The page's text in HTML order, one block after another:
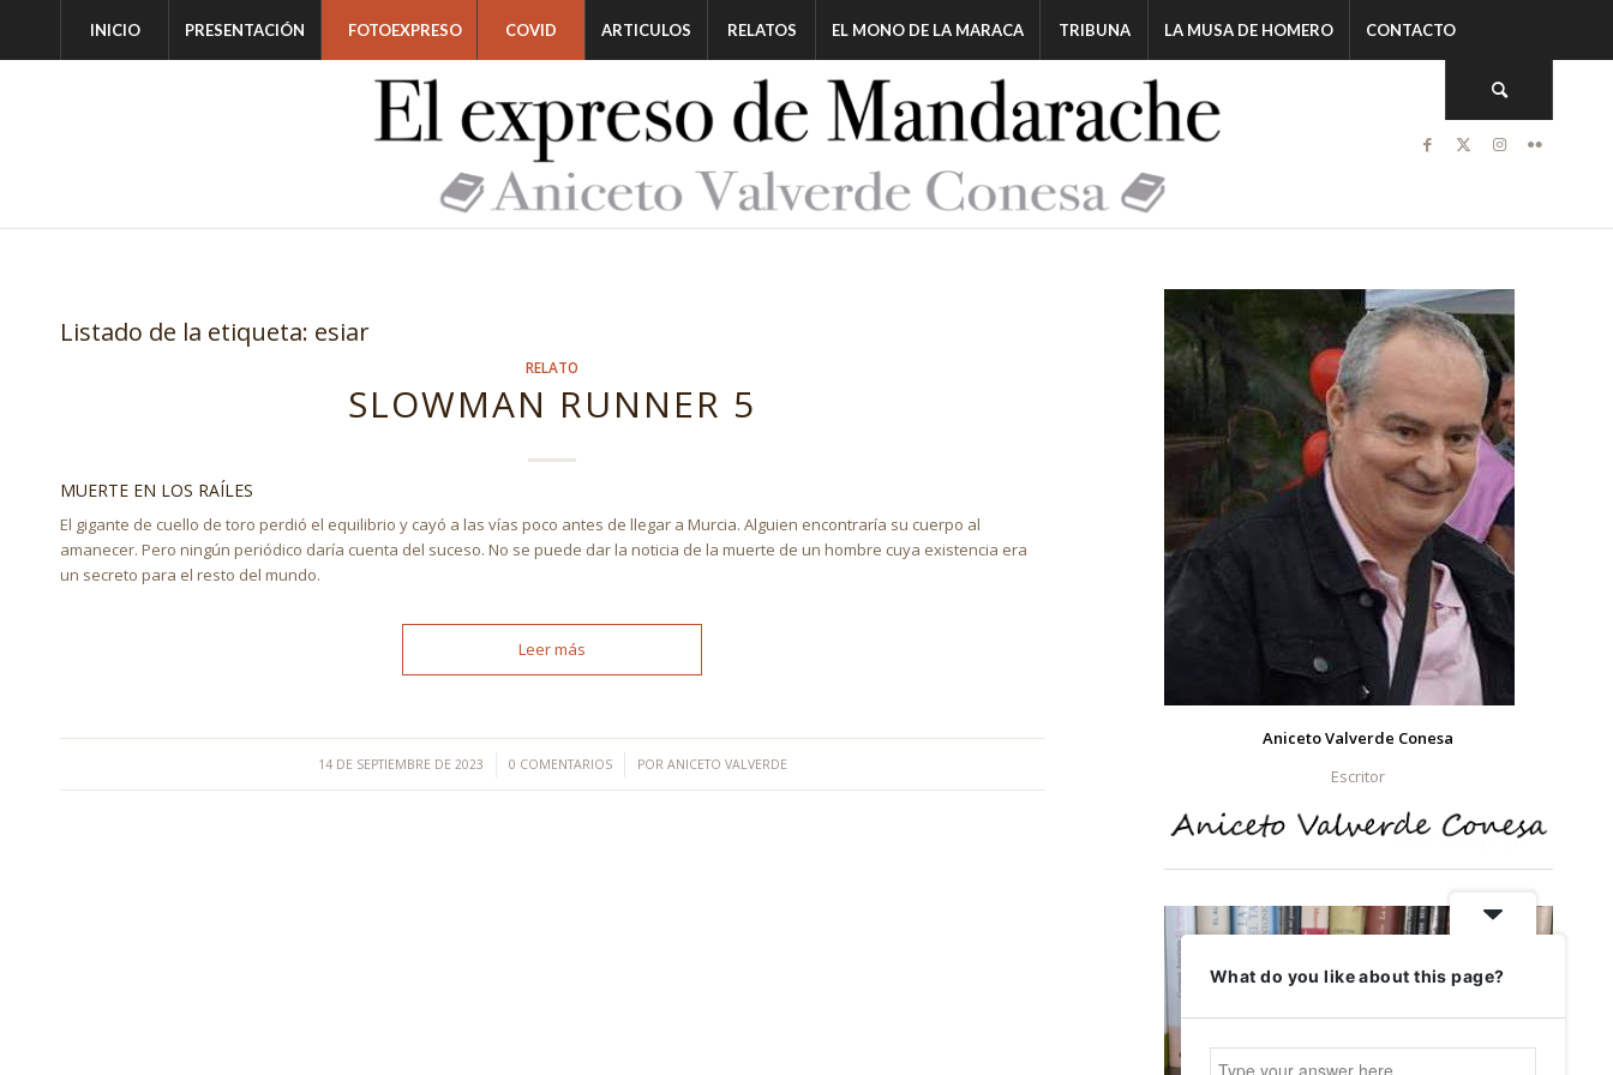
INICIO PRESENTACIÓN FOTOEXPRESO COVID ARTICULOS RELATOS EL MONO DE LA MARACA TRIBUNA LA MUSA DE HOMERO CONTACTO
Listado de la etiqueta: esiar
RELATO
SLOWMAN RUNNER 5
MUERTE EN LOS RAÍLES
El gigante de cuello de toro perdió el equilibrio y cayó a las vías poco antes de llegar a Murcia. Alguien encontraría su cuerpo al
amanecer. Pero ningún periódico daría cuenta del suceso. No se puede dar la noticia de la muerte de un hombre cuya existencia era
un secreto para el resto del mundo.
Leer más
14 DE SEPTIEMBRE DE 2023
/ 0 COMENTARIOS
/ POR ANICETO VALVERDE
Aniceto Valverde Conesa
Escritor
What do you like about this page?